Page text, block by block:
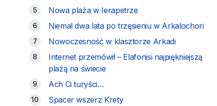
Nowa plaża w Ierapetrze
Niemal dwa lata po trzęsieniu w Arkalochori
Nowoczesność w klasztorze Arkadi
Internet przemówił – Elafonisi najpiękniejszą
plażą na świecie
Ach Ci turyści…
Spacer wszerz Krety